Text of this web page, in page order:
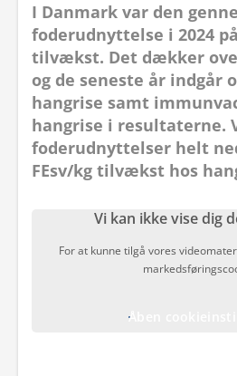
I Danmark var den
foderudnyttelse i 2024
tilvækst. Det dækker
og de seneste år indgår
hangrise samt
hangrise i resultaterne.
foderudnyttelser helt
FEsv/kg tilvækst hos
Vi kan ikke vise dig
For at kunne tilgå vores
Åben